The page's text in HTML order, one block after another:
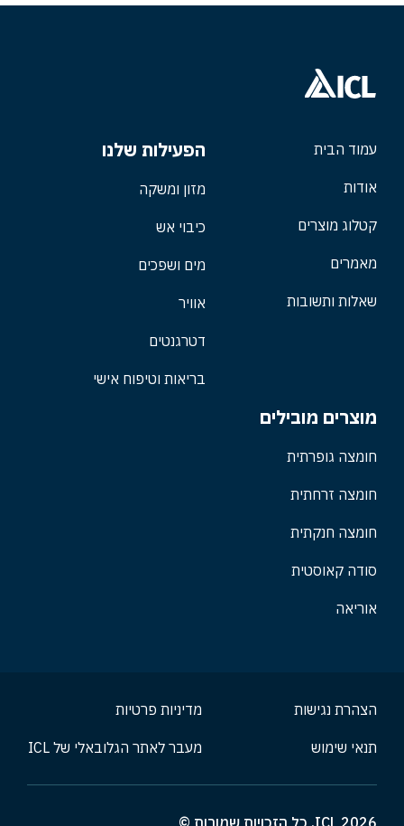
עמוד הבית
אודות
קטלוג מוצרים
מאמרים
שאלות ותשובות
הפעילות שלנו
מזון ומשקה
כיבוי אש
מים ושפכים
אוויר
דטרגנטים
בריאות וטיפוח אישי
מוצרים מובילים
חומצה גופרתית
חומצה זרחתית
חומצה חנקתית
סודה קאוסטית
אוריאה
הצהרת נגישות מדיניות פרטיות
תנאי שימוש מעבר לאתר הגלובאלי של ICL